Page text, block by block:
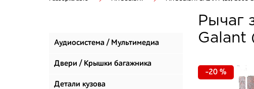
Аудиосистема / Мультимедиа
Двери / Крышки багажника
Детали кузова
Рычаг
Galant
-20 %